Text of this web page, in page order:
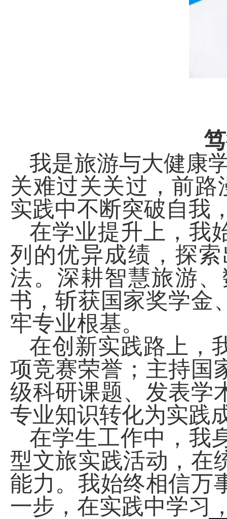
我是旅游与大健康
关难过关关过，前
实践中不断突破自我
在学业提升上，我
列的优异成绩，探
法。深耕智慧旅游
书，斩获国家奖学金
牢专业根基。
在创新实践路上，
项竞赛荣誉；主持国
级科研课题、发表学
专业知识转化为实践
在学生工作中，我
型文旅实践活动，在
能力。我始终相信万
一步，在实践中学习